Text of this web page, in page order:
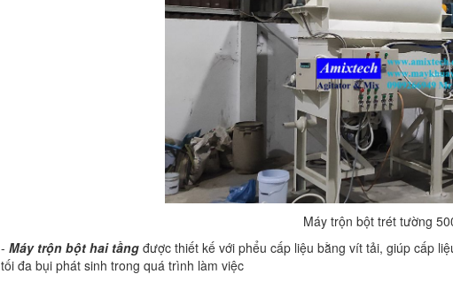
Máy trộn bột trét tường
- Máy trộn bột hai tầng được thiết kế với phểu cấp liệu bằng vít tải, giúp cấp
tối đa bụi phát sinh trong quá trình làm việc